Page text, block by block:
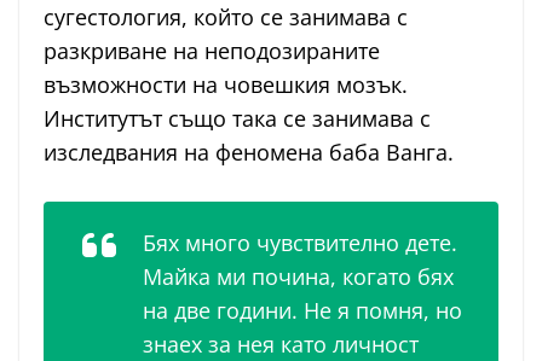
сугестология, който се занимава с
разкриване на неподозираните
възможности на човешкия мозък.
Институтът също така се занимава с
изследвания на феномена баба Ванга.
Бях много чувствително дете.
Майка ми почина, когато бях
на две години. Не я помня, но
знаех за нея като личност